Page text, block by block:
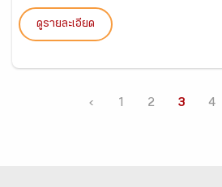
ดูรายละเอียด
‹ 1 2 3 4